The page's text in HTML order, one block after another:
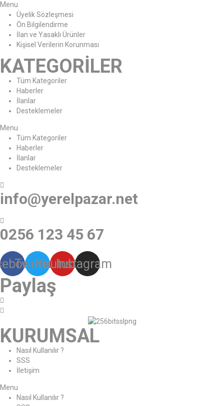
Menu
Üyelik Sözleşmesi
Ön Bilgilendirme
İlan ve Yasaklı Ürünler
Kişisel Verilerin Korunması
KATEGORİLER
Tüm Kategoriler
Haberler
İlanlar
Desteklemeler
Menu
Tüm Kategoriler
Haberler
İlanlar
Desteklemeler
info@yerelpazar.net
0256 123 45 67
TwitterYoutube
Instagram
Paylaş
KURUMSAL
Nasıl Kullanılır ?
SSS
İletişim
Menu
Nasıl Kullanılır ?